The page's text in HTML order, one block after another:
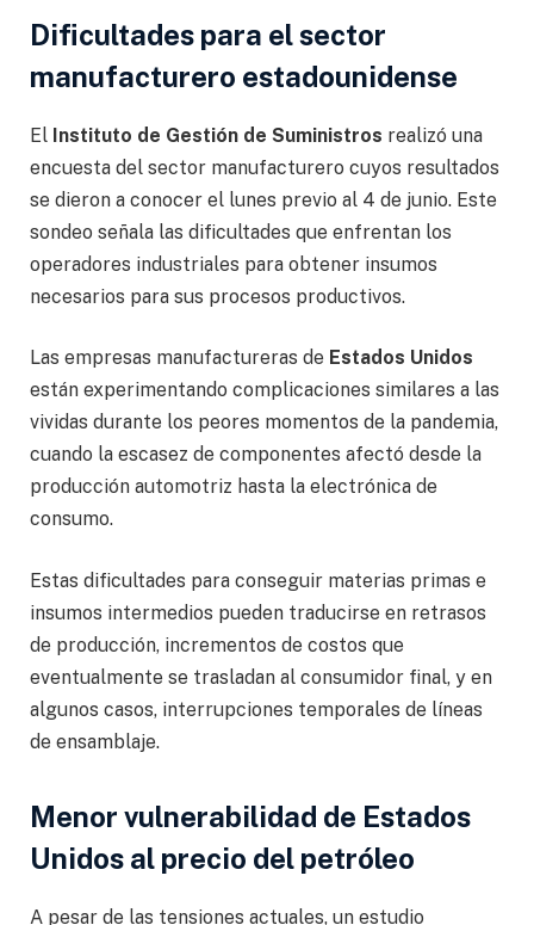
Dificultades para el sector
manufacturero estadounidense
El Instituto de Gestión de Suministros realizó una
encuesta del sector manufacturero cuyos resultados
se dieron a conocer el lunes previo al 4 de junio. Este
sondeo señala las dificultades que enfrentan los
operadores industriales para obtener insumos
necesarios para sus procesos productivos.
Las empresas manufactureras de Estados Unidos
están experimentando complicaciones similares a las
vividas durante los peores momentos de la pandemia,
cuando la escasez de componentes afectó desde la
producción automotriz hasta la electrónica de
consumo.
Estas dificultades para conseguir materias primas e
insumos intermedios pueden traducirse en retrasos
de producción, incrementos de costos que
eventualmente se trasladan al consumidor final, y en
algunos casos, interrupciones temporales de líneas
de ensamblaje.
Menor vulnerabilidad de Estados
Unidos al precio del petróleo
A pesar de las tensiones actuales, un estudio